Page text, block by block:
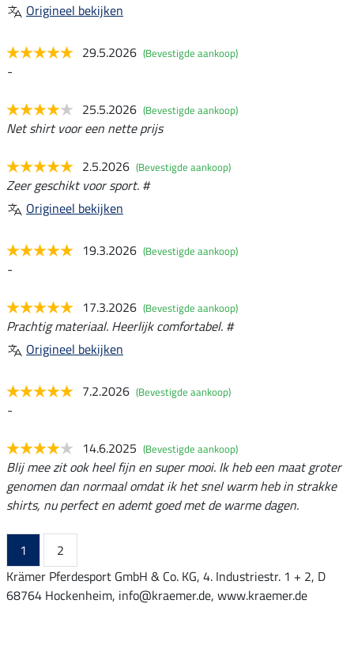
Origineel bekijken
29.5.2026 (Bevestigde aankoop)
-
25.5.2026 (Bevestigde aankoop)
Net shirt voor een nette prijs
2.5.2026 (Bevestigde aankoop)
Zeer geschikt voor sport. #
Origineel bekijken
19.3.2026 (Bevestigde aankoop)
-
17.3.2026 (Bevestigde aankoop)
Prachtig materiaal. Heerlijk comfortabel. #
Origineel bekijken
7.2.2026 (Bevestigde aankoop)
-
14.6.2025 (Bevestigde aankoop)
Blij mee zit ook heel fijn en super mooi. Ik heb een maat groter
genomen dan normaal omdat ik het snel warm heb in strakke
shirts, nu perfect en ademt goed met de warme dagen.
1
2
Krämer Pferdesport GmbH & Co. KG, 4. Industriestr. 1 + 2, D
68764 Hockenheim, info@kraemer.de, www.kraemer.de